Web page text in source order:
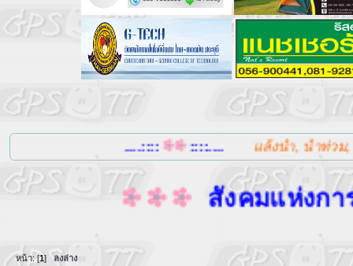
::::.... แล้งน้ำ, น้ำท่วม, ลดโ
สังคมแห่งการแ
หน้า: [1]ลงล่าง